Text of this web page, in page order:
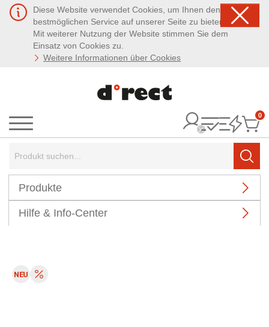
Diese Website verwendet Cookies, um Ihnen den
bestmöglichen Service auf unserer Seite zu bieten.
Mit weiterer Nutzung der Website stimmen Sie dem
Einsatz von Cookies zu.
Weitere Informationen über Cookies
Menü
0
Produkte
Hilfe & Info-Center